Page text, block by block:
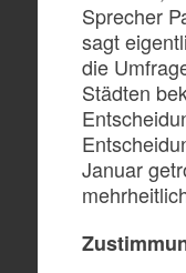
Sprecher
sagt
die
Städten
Januar